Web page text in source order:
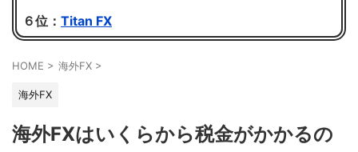
６位： Titan FX
HOME > 海外FX >
海外FX
海外FXはいくらから税金がかかるの